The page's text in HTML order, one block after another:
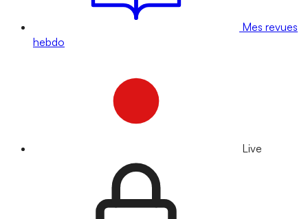
Mes revues
hebdo
Live